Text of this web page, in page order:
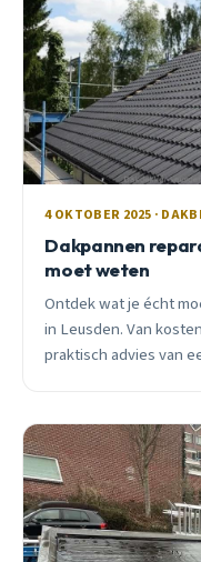
4 OKTOBER 2025 ·
Dakpannen
moet weten
Ontdek wat je écht
in Leusden. Van
praktisch advies van